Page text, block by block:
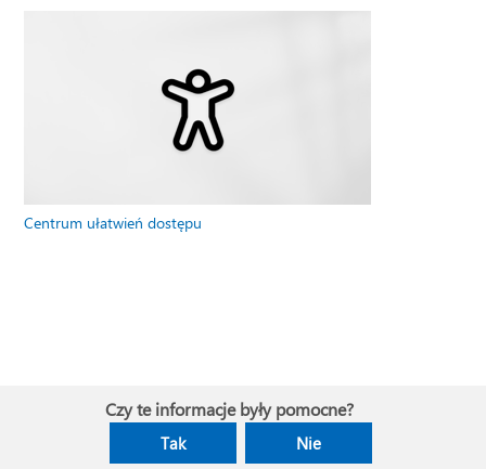
Centrum ułatwień dostępu
Czy te informacje były pomocne?
Tak Nie